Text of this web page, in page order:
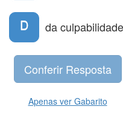
D da
Apenas ver Gabarito